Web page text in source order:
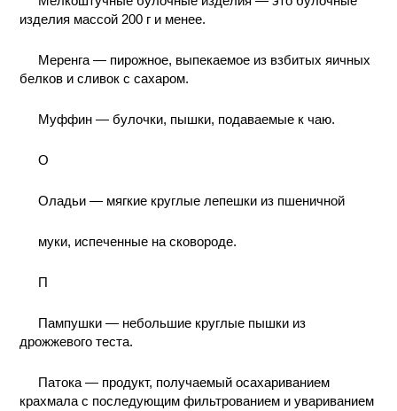
изделия массой 200 г и менее.
Меренга — пирожное, выпекаемое из взбитых яичных
белков и сливок с сахаром.
Муффин — булочки, пышки, подаваемые к чаю.
О
Оладьи — мягкие круглые лепешки из пшеничной
муки, испеченные на сковороде.
П
Пампушки — небольшие круглые пышки из
дрожжевого теста.
Патока — продукт, получаемый осахариванием
крахмала с последующим фильтрованием и увариванием